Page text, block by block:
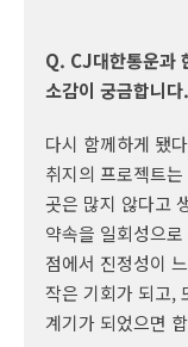
Q. CJ대한통운과
소감이 궁금합니다.
다시 함께하게 됐
취지의 프로젝트
곳은 많지 않다고
약속을 일회성으
점에서 진정성이
작은 기회가 되고,
계기가 되었으면